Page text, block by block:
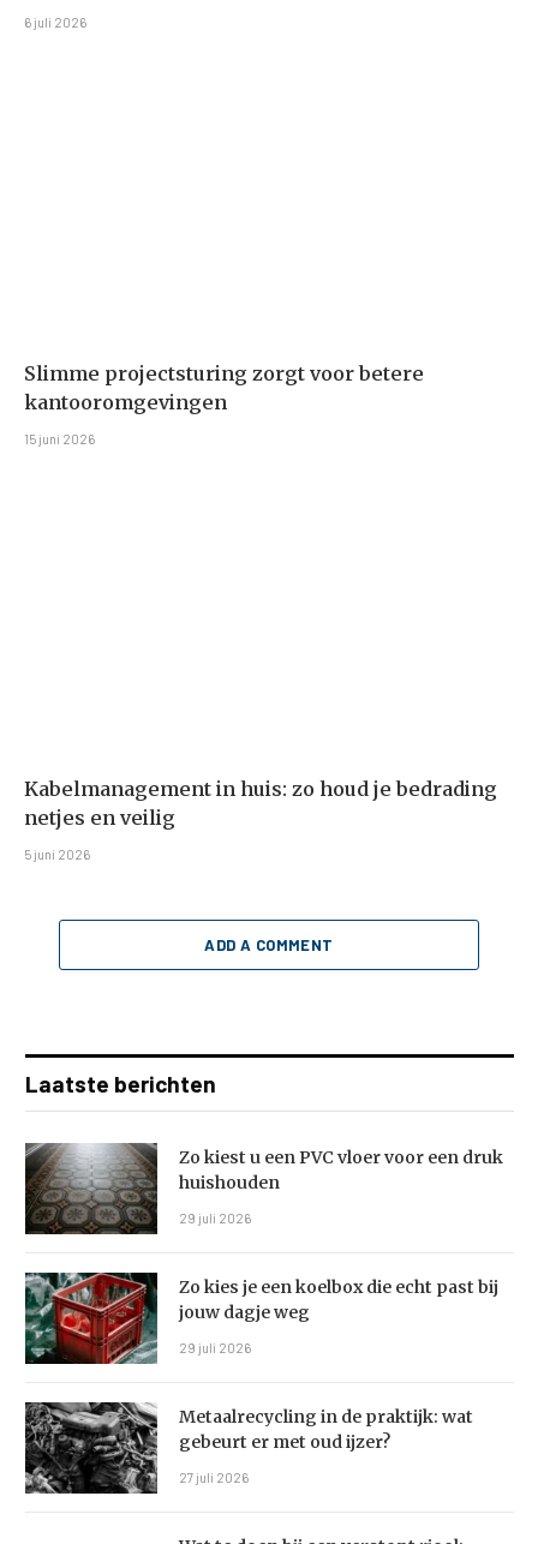
6 juli 2026
Slimme projectsturing zorgt voor betere
kantooromgevingen
15 juni 2026
Kabelmanagement in huis: zo houd je bedrading
netjes en veilig
5 juni 2026
ADD A COMMENT
Laatste berichten
Zo kiest u een PVC vloer voor een druk
huishouden
29 juli 2026
Zo kies je een koelbox die echt past bij
jouw dagje weg
29 juli 2026
Metaalrecycling in de praktijk: wat
gebeurt er met oud ijzer?
27 juli 2026